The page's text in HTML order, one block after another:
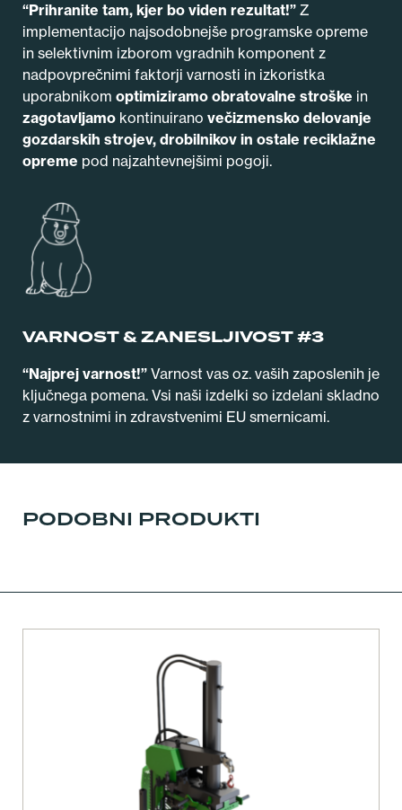
“Prihranite tam, kjer bo viden rezultat!” Z
implementacijo najsodobnejše programske opreme
in selektivnim izborom vgradnih komponent z
nadpovprečnimi faktorji varnosti in izkoristka
uporabnikom optimiziramo obratovalne stroške in
zagotavljamo kontinuirano večizmensko delovanje
gozdarskih strojev, drobilnikov in ostale reciklažne
opreme pod najzahtevnejšimi pogoji.
VARNOST & ZANESLJIVOST #3
“Najprej varnost!” Varnost vas oz. vaših zaposlenih je
ključnega pomena. Vsi naši izdelki so izdelani skladno
z varnostnimi in zdravstvenimi EU smernicami.
PODOBNI PRODUKTI